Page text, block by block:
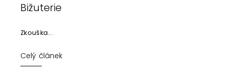
Bižuterie
Zkouška...
Celý článek